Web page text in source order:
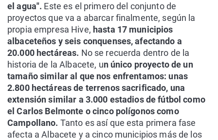
el agua". Este es el primero del conjunto de
proyectos que va a abarcar finalmente, según la
propia empresa Hive, hasta 17 municipios
albaceteños y seis conquenses, afectando a
20.000 hectáreas. No se recuerda dentro de la
historia de la Albacete, un único proyecto de un
tamaño similar al que nos enfrentamos: unas
2.800 hectáreas de terrenos sacrificado, una
extensión similar a 3.000 estadios de fútbol como
el Carlos Belmonte o cinco polígonos como
Campollano. Tanto es así que esta primera fase
afecta a Albacete y a cinco municipios más de los